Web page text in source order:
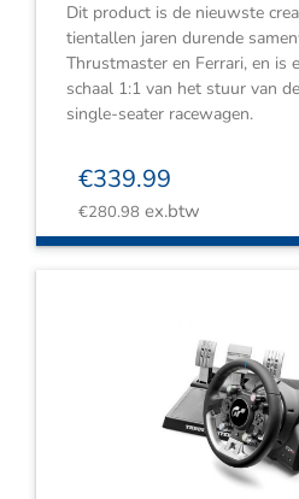
Dit product is de nieuwste
tientallen jaren durende
Thrustmaster en Ferrari, en is
schaal 1:1 van het stuur van
single-seater racewagen.
€339.99
€280.98 ex.btw